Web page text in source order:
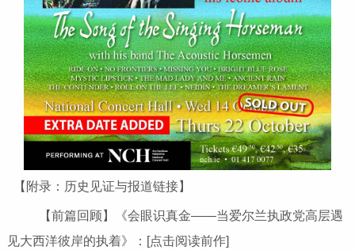
【附录：历史见证与报道链接】
【前篇回顾】《会眼识真金——当爱尔兰执政党高层遇
见大西洋彼岸的执着》：[点击阅读前作]